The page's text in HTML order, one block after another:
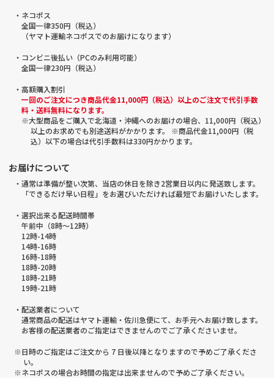
・ネコポス
全国一律350円（税込）
（ヤマト運輸ネコポスでのお届けになります）
・コンビニ後払い（PCのみ利用可能）
全国一律230円（税込）
・高額購入割引
一回のご注文につき商品代金11,000円（税込）以上のご注文で代引手数
料・送料無料になります。
※大型商品をご購入で北海道・沖縄へのお届けの場合、11,000円（税込）
以上のお求めでも別途送料がかかります。 ※商品代金11,000円（税
込）以下の場合は代引手数料は330円かかります。
お届けについて
・通常は準備が整い次第、当店の休日を除き2営業日以内に発送致します。
「できるだけ早い日程」をお選びいただければ最短でお届けいたします。
・選択出来る配送時間帯
午前中（8時～12時）
12時-14時
14時-16時
16時-18時
18時-20時
18時-21時
19時-21時
・配送業者について
通常商品の配送はヤマト運輸・佐川急便にて、お手元へお届け致します。
お客様の配送業者のご指定はできませんのでご了承くださいませ。
※日時のご指定はご注文から 7 日後以降となりますので予めご了承くださ
い。
※ネコポスの場合お時間の指定は出来ませんので予めご了承ください。